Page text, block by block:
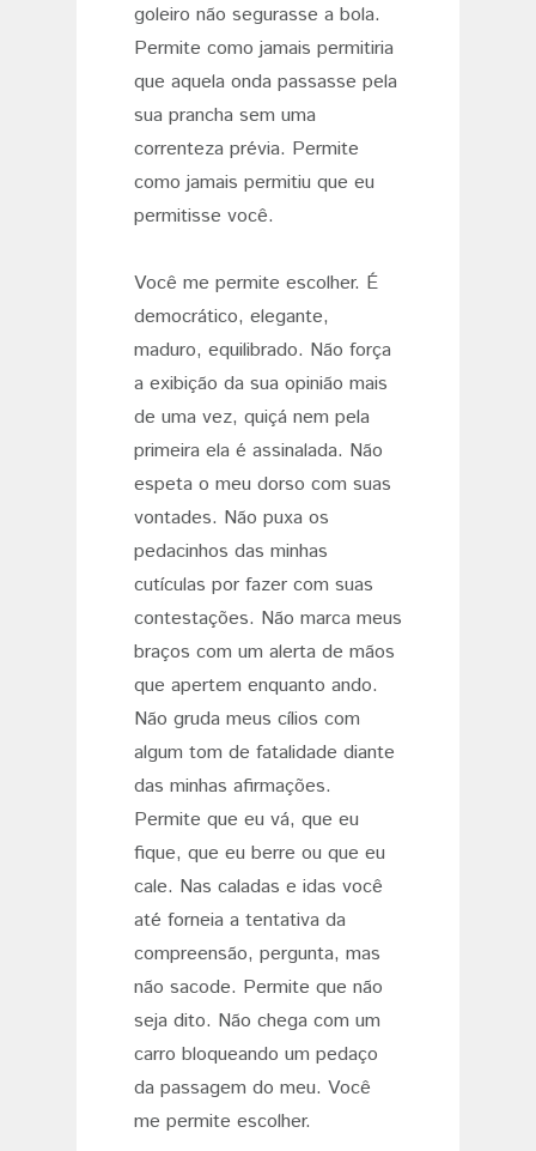
goleiro não segurasse a bola.
Permite como jamais permitiria
que aquela onda passasse pela
sua prancha sem uma
correnteza prévia. Permite
como jamais permitiu que eu
permitisse você.
Você me permite escolher. É
democrático, elegante,
maduro, equilibrado. Não força
a exibição da sua opinião mais
de uma vez, quiçá nem pela
primeira ela é assinalada. Não
espeta o meu dorso com suas
vontades. Não puxa os
pedacinhos das minhas
cutículas por fazer com suas
contestações. Não marca meus
braços com um alerta de mãos
que apertem enquanto ando.
Não gruda meus cílios com
algum tom de fatalidade diante
das minhas afirmações.
Permite que eu vá, que eu
fique, que eu berre ou que eu
cale. Nas caladas e idas você
até forneia a tentativa da
compreensão, pergunta, mas
não sacode. Permite que não
seja dito. Não chega com um
carro bloqueando um pedaço
da passagem do meu. Você
me permite escolher.